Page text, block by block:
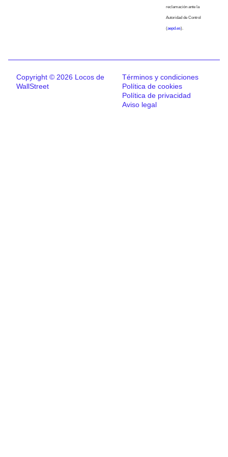
reclamación ante la
Autoridad de Control
(aepd.es).
Copyright © 2026 Locos de
WallStreet
Términos y condiciones
Política de cookies
Política de privacidad
Aviso legal